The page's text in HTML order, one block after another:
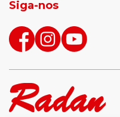
calças femininas
Siga-nos